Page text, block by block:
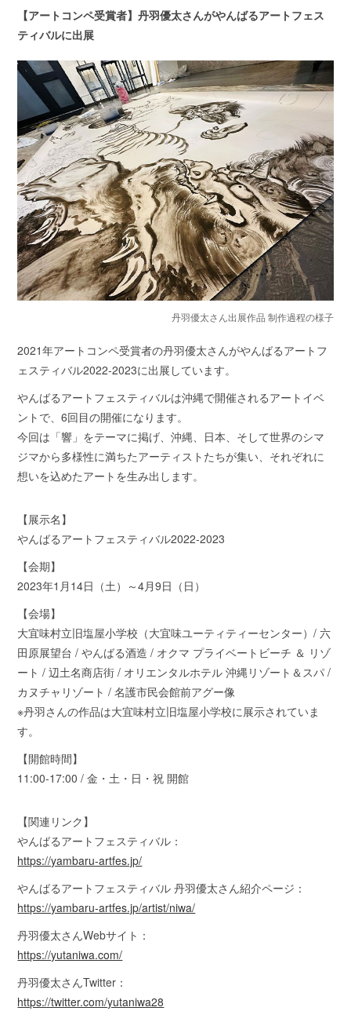
【アートコンペ受賞者】丹羽優太さんがやんばるアートフェス
ティバルに出展
丹羽優太さん出展作品 制作過程の様子
2021年アートコンペ受賞者の丹羽優太さんがやんばるアートフ
ェスティバル2022-2023に出展しています。
やんばるアートフェスティバルは沖縄で開催されるアートイベ
ントで、6回目の開催になります。
今回は「響」をテーマに掲げ、沖縄、日本、そして世界のシマ
ジマから多様性に満ちたアーティストたちが集い、それぞれに
想いを込めたアートを生み出します。
【展示名】
やんばるアートフェスティバル2022-2023
【会期】
2023年1月14日（土）～4月9日（日）
【会場】
大宜味村立旧塩屋小学校（大宜味ユーティティーセンター）/ 六
田原展望台 / やんばる酒造 / オクマ プライベートビーチ ＆ リゾ
ート / 辺土名商店街 / オリエンタルホテル 沖縄リゾート＆スパ /
カヌチャリゾート / 名護市民会館前アグー像
※丹羽さんの作品は大宜味村立旧塩屋小学校に展示されていま
す。
【開館時間】
11:00-17:00 / 金・土・日・祝 開館
【関連リンク】
やんばるアートフェスティバル：
https://yambaru-artfes.jp/
やんばるアートフェスティバル 丹羽優太さん紹介ページ：
https://yambaru-artfes.jp/artist/niwa/
丹羽優太さんWebサイト：
https://yutaniwa.com/
丹羽優太さんTwitter：
https://twitter.com/yutaniwa28